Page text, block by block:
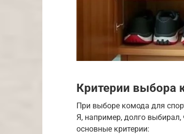
Критерии выбора
При выборе комода для
Я, например, долго
основные критерии: